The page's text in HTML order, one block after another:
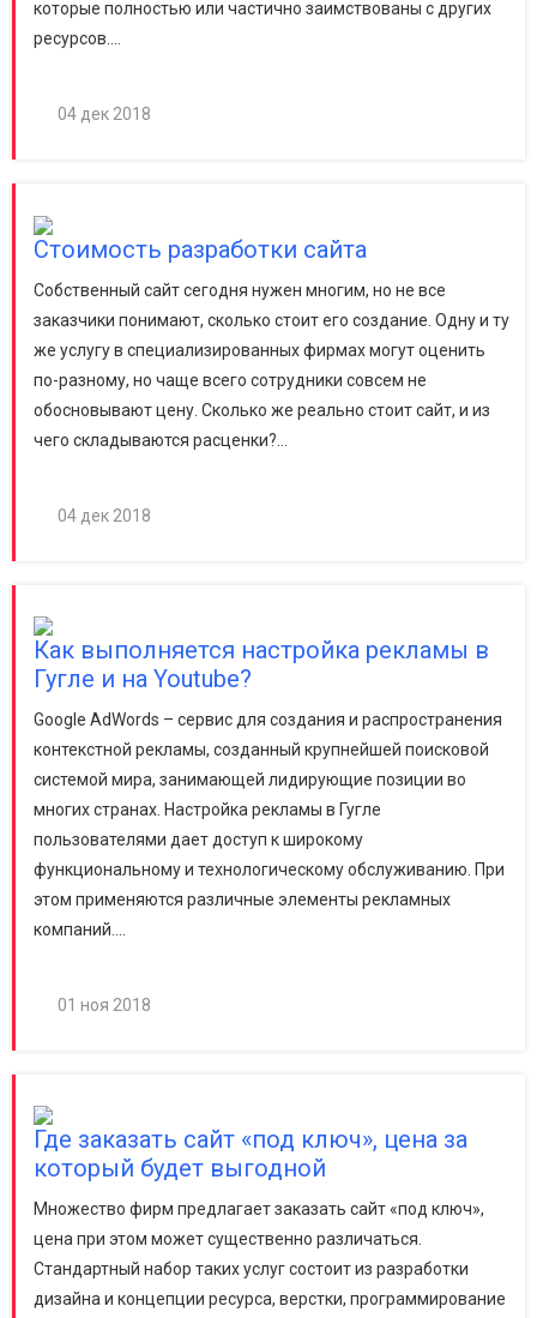
которые полностью или частично заимствованы с других
ресурсов....
04 дек 2018
Стоимость разработки сайта
Собственный сайт сегодня нужен многим, но не все
заказчики понимают, сколько стоит его создание. Одну и ту
же услугу в специализированных фирмах могут оценить
по-разному, но чаще всего сотрудники совсем не
обосновывают цену. Сколько же реально стоит сайт, и из
чего складываются расценки?...
04 дек 2018
Как выполняется настройка рекламы в
Гугле и на Youtube?
Google AdWords – сервис для создания и распространения
контекстной рекламы, созданный крупнейшей поисковой
системой мира, занимающей лидирующие позиции во
многих странах. Настройка рекламы в Гугле
пользователями дает доступ к широкому
функциональному и технологическому обслуживанию. При
этом применяются различные элементы рекламных
компаний....
01 ноя 2018
Где заказать сайт «под ключ», цена за
который будет выгодной
Множество фирм предлагает заказать сайт «под ключ»,
цена при этом может существенно различаться.
Стандартный набор таких услуг состоит из разработки
дизайна и концепции ресурса, верстки, программирование